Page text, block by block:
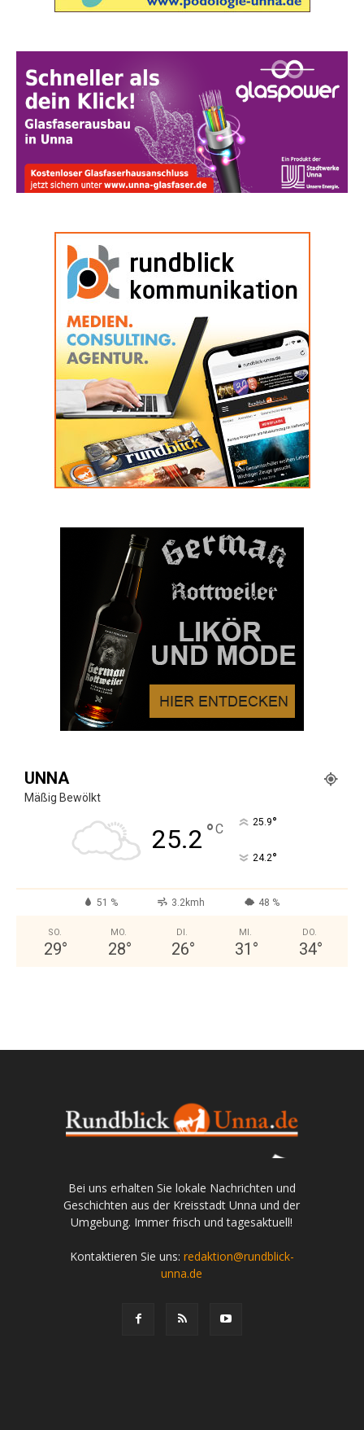
UNNA
Mäßig Bewölkt
25.2 °C 25.9°
24.2°
51 % 3.2kmh 48 %
SO.
29°
MO.
28°
DI.
26°
MI.
31 °
DO.
34°
Bei uns erhalten Sie lokale Nachrichten und
Geschichten aus der Kreisstadt Unna und der
Umgebung. Immer frisch und tagesaktuell!
Kontaktieren Sie uns: redaktion@rundblick-
unna.de